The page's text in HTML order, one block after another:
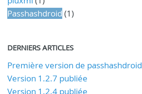
Passhashdroid (1)
DERNIERS ARTICLES
Première version de passhashdroid
Version 1.2.7 publiée
Version 1.2.4 publiée